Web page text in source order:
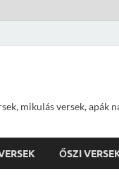
mikulás versek, apák
ŐSZI